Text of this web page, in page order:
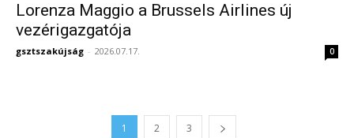
Lorenza Maggio a Brussels Airlines új
vezérigazgatója
gsztszakújság - 2026.07.17. 0
1 2 3